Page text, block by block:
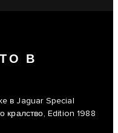
В
в Jaguar Special
кралство, Edition 1988